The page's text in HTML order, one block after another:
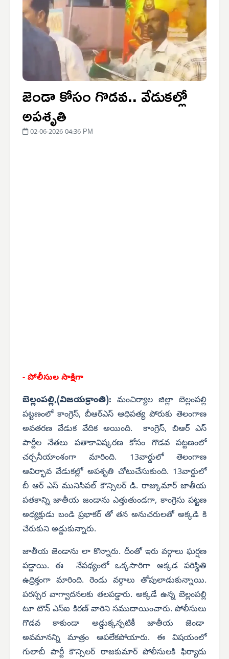
జెండా కోసం గొడవ.. వేడుకల్లో
అపశృతి
02-06-2026 04:36 PM
- పోలీసుల సాక్షిగా
బెల్లంపల్లి,(విజయక్రాంతి): మంచిర్యాల జిల్లా బెల్లంపల్లి
పట్టణంలో కాంగ్రెస్, బీఆర్ఎస్ ఆధిపత్య పోరుకు తెలంగాణ
అవతరణ వేడుక వేదిక అయింది. కాంగ్రెస్, బిఆర్ ఎస్
పార్టీల నేతలు పతాకావిష్కరణ కోసం గొడవ పట్టణంలో
చర్చనీయాంశంగా మారింది. 13వార్డులో తెలంగాణ
ఆవిర్భావ వేడుకల్లో అపశృతి చోటుచేసుకుంది. 13వార్డులో
బీ ఆర్ ఎస్ మునిసిపల్ కౌన్సిలర్ డి. రాజ్కుమార్ జాతీయ
పతకాన్ని జాతీయ జండాను ఎత్తుతుండగా, కాంగ్రెసు పట్టణ
అధ్యక్షుడు బండి ప్రభాకర్ తో తన అనుచరులతో అక్కడి కి
చేరుకుని అడ్డుకున్నారు.
జాతీయ జెండాను లా కొన్నారు. దీంతో ఇరు వర్గాలు ఘర్షణ
పడ్డాయి. ఈ నేపథ్యంలో ఒక్కసారిగా అక్కడ పరిస్థితి
ఉద్రిక్తంగా మారింది. రెండు వర్గాలు తోపులాడుకున్నాయి.
పరస్పర వాగ్వాదనలకు తలపడ్డారు. అక్కడే ఉన్న బెల్లంపల్లి
టూ టౌన్ ఎస్ఐ కిరణ్ వారిని సముదాయించారు. పోలీసులు
గొడవ కాకుండా అడ్డుక్కన్పటికీ జాతీయ జెండా
అవమానన్ని మాత్రం ఆపలేకపోయారు. ఈ విషయంలో
గులాబీ పార్టీ కౌన్సిలర్ రాజకుమార్ పోలీసులకి ఫిర్యాదు